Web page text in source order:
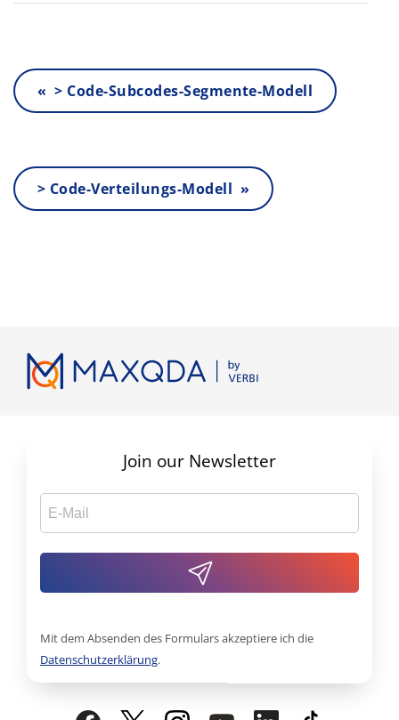
« > Code-Subcodes-Segmente-Modell
> Code-Verteilungs-Modell »
Join our Newsletter
Mit dem Absenden des Formulars akzeptiere ich die
Datenschutzerklärung.